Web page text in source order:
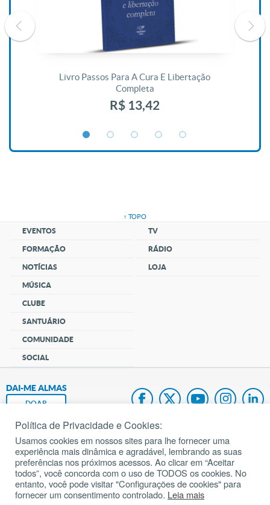
Livro Passos Para A Cura E Libertação
Completa
R$ 13,42
↑ TOPO
EVENTOS
FORMAÇÃO
NOTÍCIAS
MÚSICA
CLUBE
SANTUÁRIO
COMUNIDADE
SOCIAL
TV
RÁDIO
LOJA
DAI-ME ALMAS
DOAR
Fundação João Paulo II
Pedido de Oração
Mapa do site
Política de Privacidade e Cookies:
Usamos cookies em nossos sites para lhe fornecer uma
experiência mais dinâmica e agradável, lembrando as suas
preferências nos próximos acessos. Ao clicar em “Aceitar
todos”, você concorda com o uso de TODOS os cookies. No
entanto, você pode visitar "Configurações de cookies" para
fornecer um consentimento controlado. Leia mais